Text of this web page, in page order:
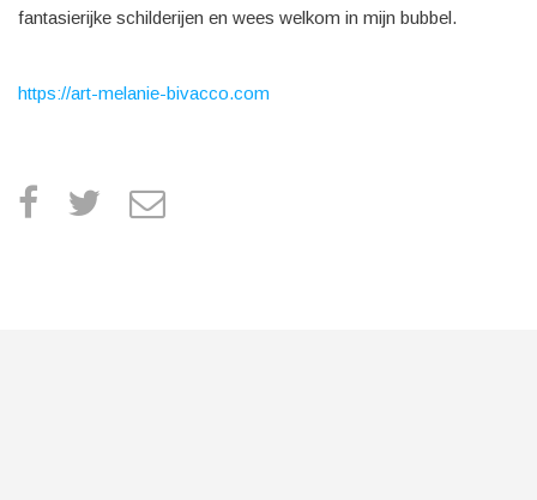
fantasierijke schilderijen en wees welkom in mijn bubbel.
https://art-melanie-bivacco.com
facebook
twitter
e